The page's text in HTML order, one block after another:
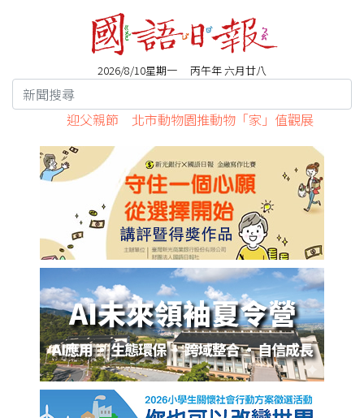
2026/8/10星期一 丙午年 六月廿八
迎父親節 北市動物園推動物「家」值觀展